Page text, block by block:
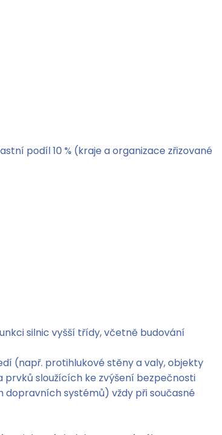
podíl 10 % (kraje a organizace zřizované
silnic vyšší třídy, včetně budování
(např. protihlukové stěny a valy, objekty
sloužících ke zvýšení bezpečnosti
systémů) vždy při současné